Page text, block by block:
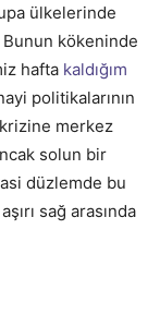
ülkelerinde
kökeninde
hafta kaldığım
politikalarının
merkez
solun bir
düzlemde bu
sağ arasında